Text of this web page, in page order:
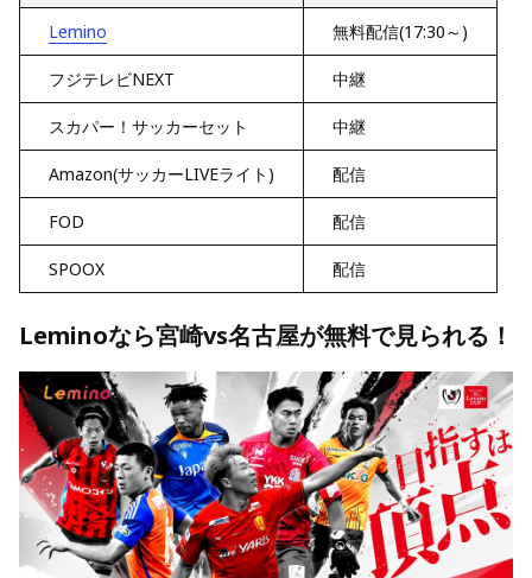
Lemino 無料配信(17:30～)
フジテレビNEXT 中継
スカパー！サッカーセット 中継
Amazon(サッカーLIVEライト) 配信
FOD 配信
SPOOX 配信
Leminoなら宮崎vs名古屋が無料で見られる！